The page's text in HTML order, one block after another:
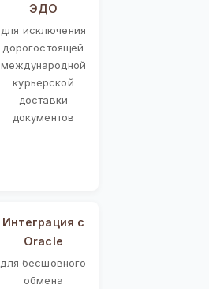
ЭДО
для исключения
дорогостоящей
международной
курьерской
доставки
документов
Интеграция с
Oracle
для бесшовного
обмена